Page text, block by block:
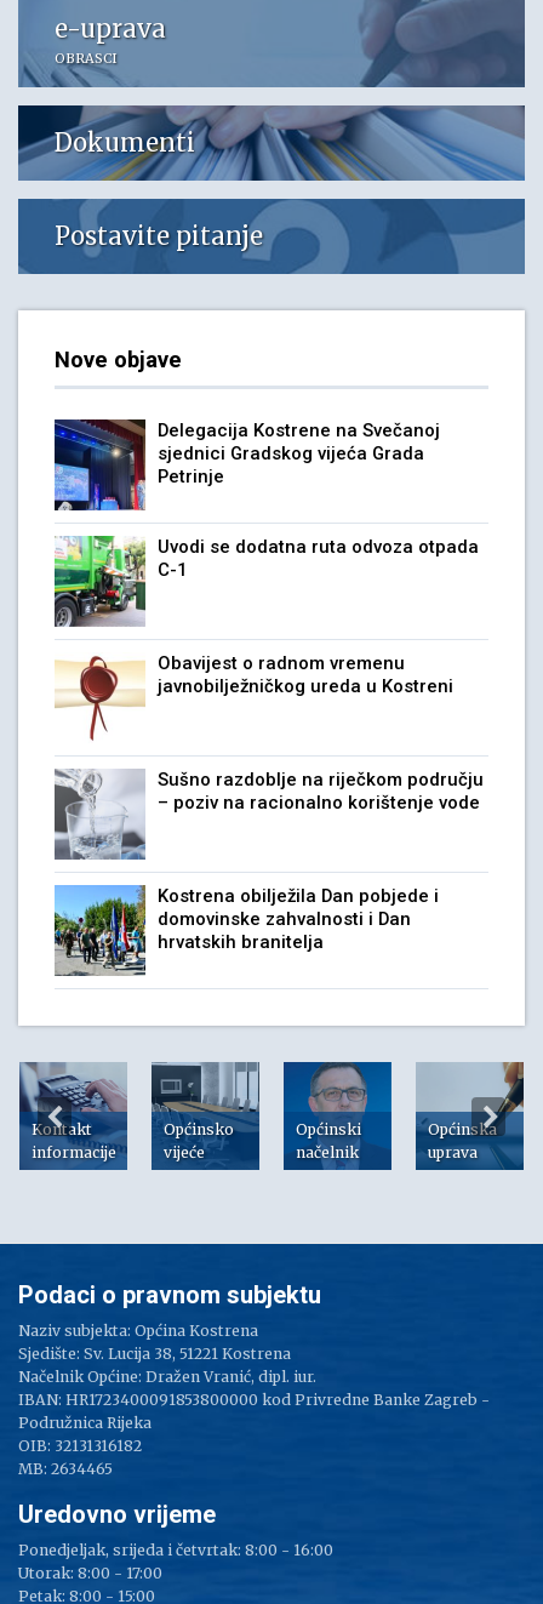
e-uprava
OBRASCI
Dokumenti
Postavite pitanje
Nove objave
Delegacija Kostrene na Svečanoj
sjednici Gradskog vijeća Grada
Petrinje
Uvodi se dodatna ruta odvoza otpada
C-1
Obavijest o radnom vremenu
javnobilježničkog ureda u Kostreni
Sušno razdoblje na riječkom području
– poziv na racionalno korištenje vode
Kostrena obilježila Dan pobjede i
domovinske zahvalnosti i Dan
hrvatskih branitelja
Kontakt
informacije
Općinsko
vijeće
Općinski
načelnik
Općinska
uprava
Podaci o pravnom subjektu
Naziv subjekta: Općina Kostrena
Sjedište: Sv. Lucija 38, 51221 Kostrena
Načelnik Općine: Dražen Vranić, dipl. iur.
IBAN: HR1723400091853800000 kod Privredne Banke Zagreb -
Podružnica Rijeka
OIB: 32131316182
MB: 2634465
Uredovno vrijeme
Ponedjeljak, srijeda i četvrtak: 8:00 - 16:00
Utorak: 8:00 - 17:00
Petak: 8:00 - 15:00